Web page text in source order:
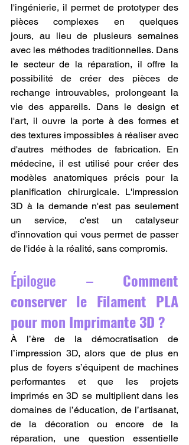
l'ingénierie, il permet de prototyper des
pièces complexes en quelques
jours, au lieu de plusieurs semaines
avec les méthodes traditionnelles. Dans
le secteur de la réparation, il offre la
possibilité de créer des pièces de
rechange introuvables, prolongeant la
vie des appareils. Dans le design et
l'art, il ouvre la porte à des formes et
des textures impossibles à réaliser avec
d'autres méthodes de fabrication. En
médecine, il est utilisé pour créer des
modèles anatomiques précis pour la
planification chirurgicale. L'impression
3D à la demande n'est pas seulement
un service, c'est un catalyseur
d'innovation qui vous permet de passer
de l'idée à la réalité, sans compromis.
Épilogue – Comment
conserver le Filament PLA
pour mon Imprimante 3D ?
À l’ère de la démocratisation de
l’impression 3D, alors que de plus en
plus de foyers s’équipent de machines
performantes et que les projets
imprimés en 3D se multiplient dans les
domaines de l’éducation, de l’artisanat,
de la décoration ou encore de la
réparation, une question essentielle